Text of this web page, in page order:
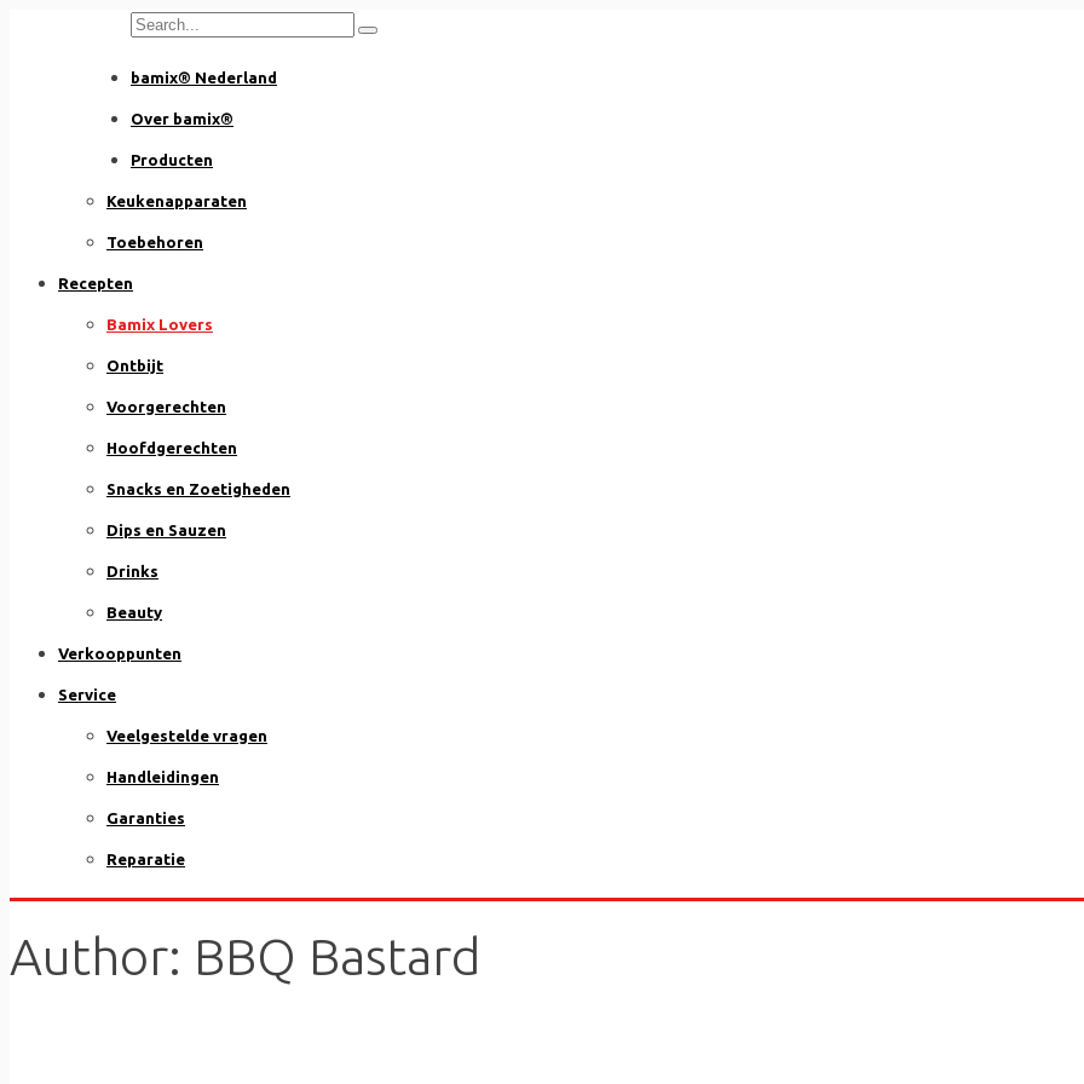
bamix® Nederland
Over bamix®
Producten
Keukenapparaten
Toebehoren
Recepten
Bamix Lovers
Ontbijt
Voorgerechten
Hoofdgerechten
Snacks en Zoetigheden
Dips en Sauzen
Drinks
Beauty
Verkooppunten
Service
Veelgestelde vragen
Handleidingen
Garanties
Reparatie
Author: BBQ Bastard